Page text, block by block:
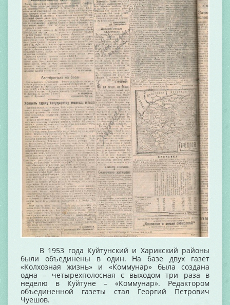
В 1953 года Куйтунский и Харикский районы
были объединены в один. На базе двух газет
«Колхозная жизнь» и «Коммунар» была создана
одна – четырехполосная с выходом три раза в
неделю в Куйтуне – «Коммунар». Редактором
объединенной газеты стал Георгий Петрович
Чуешов.